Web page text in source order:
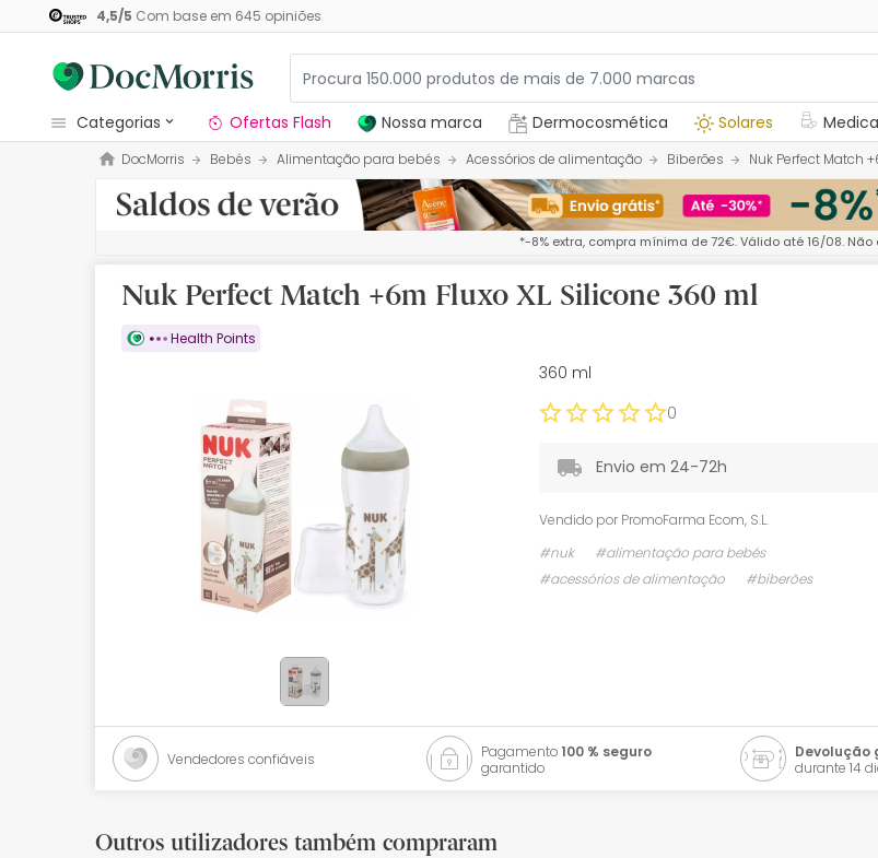
4,5/5 Com base em 645 opiniões
categorias
Dermocosmetica
Nossa marca
Medicamentos
Cosmética
Promoções
Mais vendidos
Ofertas Flash Nossa marca Dermocosmética Solares
DocMorris Bebés Alimentação para bebés Acessórios de alimentação Biberões Nuk Perfect Match
*-8% extra, compra mínima de 72€. Válido até 16/08. Não
Nuk Perfect Match +6m Fluxo XL Silicone 360 ml
Health Points
360 ml
0
Envio em 24-72h
Vendido por PromoFarma Ecom, S.L.
#nuk
#alimentação para bebés
#acessórios de alimentação
#biberões
Vendedores confiáveis Pagamento100 % seguro
garantido
Devolução
durante 14
Outros utilizadores também compraram